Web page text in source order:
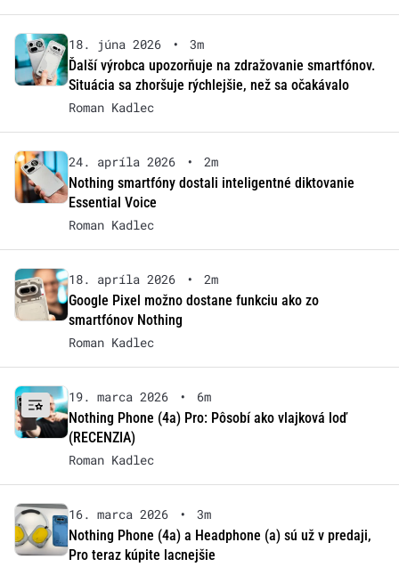
18. júna 2026 •
3m
Ďalší výrobca upozorňuje na zdražovanie smartfónov.
Situácia sa zhoršuje rýchlejšie, než sa očakávalo
Roman Kadlec
24. apríla 2026 •
2m
Nothing smartfóny dostali inteligentné diktovanie
Essential Voice
Roman Kadlec
18. apríla 2026 •
2m
Google Pixel možno dostane funkciu ako zo
smartfónov Nothing
Roman Kadlec
19. marca 2026 •
6m
Nothing Phone (4a) Pro: Pôsobí ako vlajková loď
(RECENZIA)
Roman Kadlec
16. marca 2026 •
3m
Nothing Phone (4a) a Headphone (a) sú už v predaji,
Pro teraz kúpite lacnejšie